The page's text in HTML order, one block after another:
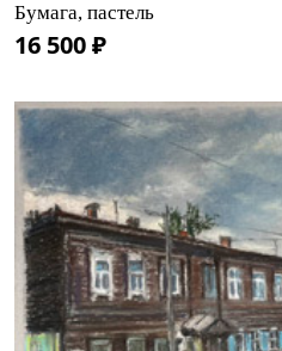
Бумага, пастель
16 500 ₽